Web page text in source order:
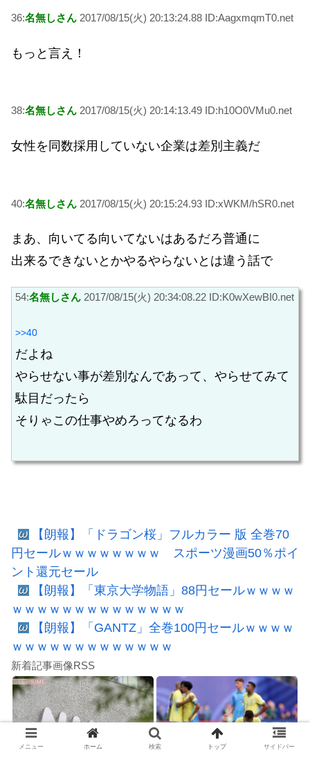
36:名無しさん 2017/08/15(火) 20:13:24.88 ID:AagxmqmT0.net
もっと言え！
38:名無しさん 2017/08/15(火) 20:14:13.49 ID:h10O0VMu0.net
女性を同数採用していない企業は差別主義だ
40:名無しさん 2017/08/15(火) 20:15:24.93 ID:xWKM/hSR0.net
まあ、向いてる向いてないはあるだろ普通に
出来るできないとかやるやらないとは違う話で
54:名無しさん 2017/08/15(火) 20:34:08.22 ID:K0wXewBI0.net
>>40
だよね
やらせない事が差別なんであって、やらせてみて
駄目だったら
そりゃこの仕事やめろってなるわ
【朗報】「ドラゴン桜」フルカラー 版 全巻70
円セールｗｗｗｗｗｗｗｗ スポーツ漫画50％ポイ
ント還元セール
【朗報】「東京大学物語」88円セールｗｗｗｗ
ｗｗｗｗｗｗｗｗｗｗｗｗｗｗ
【朗報】「GANTZ」全巻100円セールｗｗｗｗ
ｗｗｗｗｗｗｗｗｗｗｗｗｗ
新着記事画像RSS
メニュー ホーム 検索 トップ サイドバー